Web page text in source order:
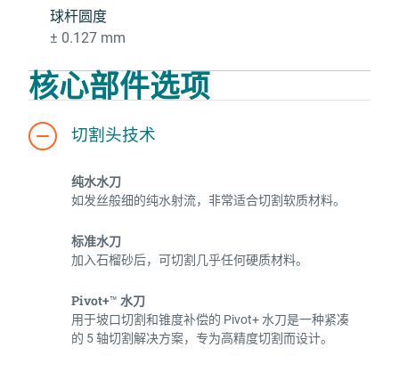
球杆圆度
± 0.127 mm
核心部件选项
切割头技术
纯水水刀
如发丝般细的纯水射流，非常适合切割软质材料。
标准水刀
加入石榴砂后，可切割几乎任何硬质材料。
Pivot+™ 水刀
用于坡口切割和锥度补偿的 Pivot+ 水刀是一种紧凑
的 5 轴切割解决方案，专为高精度切割而设计。